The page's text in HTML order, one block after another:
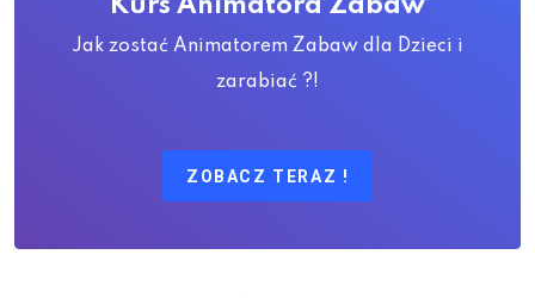
Kurs Animatora Zabaw
Jak zostać Animatorem Zabaw dla Dzieci i
zarabiać ?!
ZOBACZ TERAZ !